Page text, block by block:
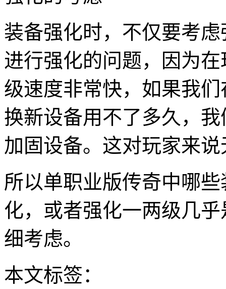
装备强化时，不仅要考
进行强化的问题，因为
级速度非常快，如果我
换新设备用不了多久，
加固设备。这对玩家来
所以单职业版传奇中哪
化，或者强化一两级几
细考虑。
本文标签：